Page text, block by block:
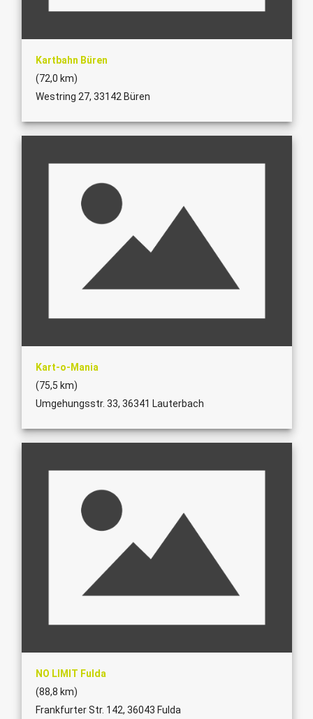
Kartbahn Büren
(72,0 km)
Westring 27, 33142 Büren
Kart-o-Mania
(75,5 km)
Umgehungsstr. 33, 36341 Lauterbach
NO LIMIT Fulda
(88,8 km)
Frankfurter Str. 142, 36043 Fulda